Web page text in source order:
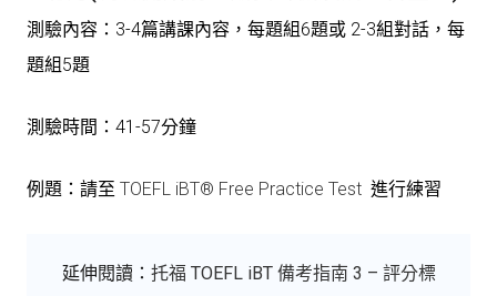
測驗內容：3-4篇講課內容，每題組6題或 2-3組對話，每
題組5題
測驗時間：41-57分鐘
例題：請至 TOEFL iBT® Free Practice Test 進行練習
延伸閱讀： 托福 TOEFL iBT 備考指南 3 – 評分標